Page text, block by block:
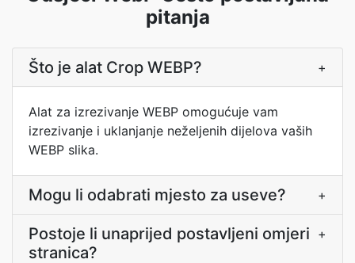
pitanja
Što je alat Crop WEBP? +
Alat za izrezivanje WEBP omogućuje vam
izrezivanje i uklanjanje neželjenih dijelova vaših
WEBP slika.
Mogu li odabrati mjesto za useve? +
Postoje li unaprijed postavljeni omjeri
stranica?
+